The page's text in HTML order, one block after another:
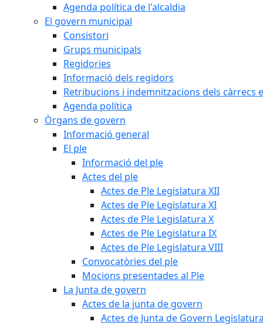
Agenda política de l'alcaldia
El govern municipal
Consistori
Grups municipals
Regidories
Informació dels regidors
Retribucions i indemnitzacions dels càrrecs
Agenda política
Òrgans de govern
Informació general
El ple
Informació del ple
Actes del ple
Actes de Ple Legislatura XII
Actes de Ple Legislatura XI
Actes de Ple Legislatura X
Actes de Ple Legislatura IX
Actes de Ple Legislatura VIII
Convocatòries del ple
Mocions presentades al Ple
La Junta de govern
Actes de la junta de govern
Actes de Junta de Govern